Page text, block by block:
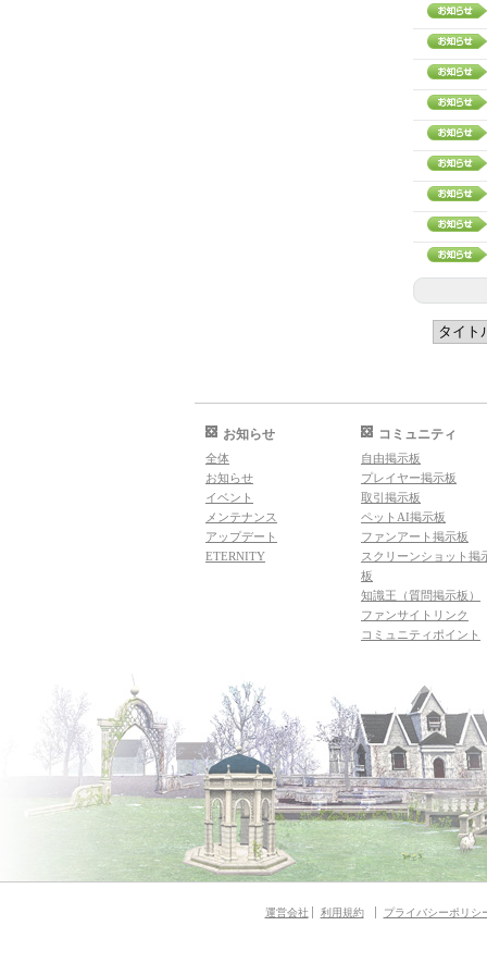
お知らせ
全体
お知らせ
イベント
メンテナンス
アップデート
ETERNITY
コミュニティ
自由掲示板
プレイヤー掲示板
取引掲示板
ペットAI掲示板
ファンアート掲示板
スクリーンショット掲
板
知識王（質問掲示板）
ファンサイトリンク
コミュニティポイント
運営会社 利用規約 プライバシーポリシ